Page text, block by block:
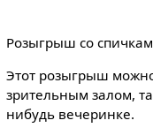
Розыгрыш со
Этот розыгрыш
зрительным залом,
нибудь вечеринке.